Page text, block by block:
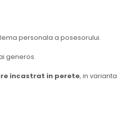
personala a posesorului.
generos.
incastrat in perete, in